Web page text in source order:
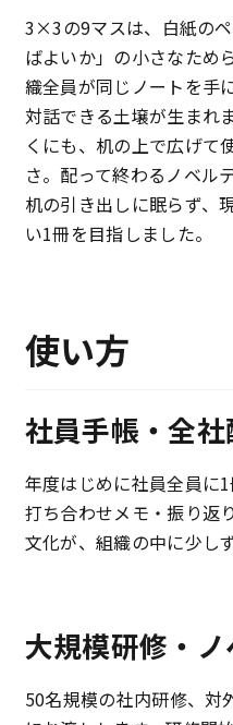
3×3の9マスは、白紙の
ばよいか」の小さなため
織全員が同じノートを手
対話できる土壌が生まれ
くにも、机の上で広げて
さ。配って終わるノベル
机の引き出しに眠らず、
い1冊を目指しました。
使い方
社員手帳・全社
年度はじめに社員全員に
打ち合わせメモ・振り返
文化が、組織の中に少し
大規模研修・ノ
50名規模の社内研修、対